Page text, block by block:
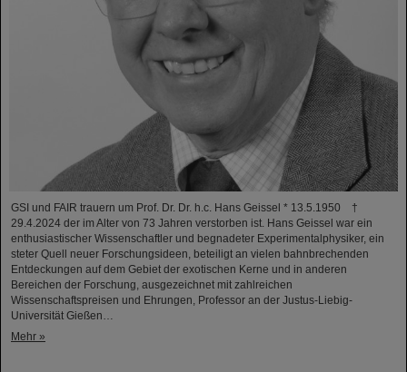
GSI und FAIR trauern um Prof. Dr. Dr. h.c. Hans Geissel * 13.5.1950 †
29.4.2024 der im Alter von 73 Jahren verstorben ist. Hans Geissel war ein
enthusiastischer Wissenschaftler und begnadeter Experimentalphysiker, ein
steter Quell neuer Forschungsideen, beteiligt an vielen bahnbrechenden
Entdeckungen auf dem Gebiet der exotischen Kerne und in anderen
Bereichen der Forschung, ausgezeichnet mit zahlreichen
Wissenschaftspreisen und Ehrungen, Professor an der Justus-Liebig-
Universität Gießen…
Mehr »